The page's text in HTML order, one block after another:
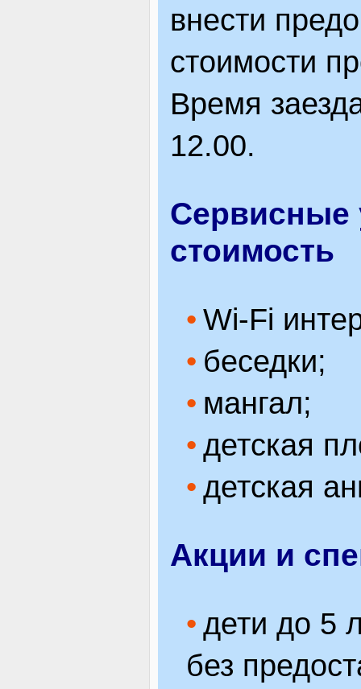
внести
стоимости
Время
12.00.
Сервисные
стоимость
Wi-Fi
беседки;
мангал;
детская
детская
Акции и
дети до 5
без